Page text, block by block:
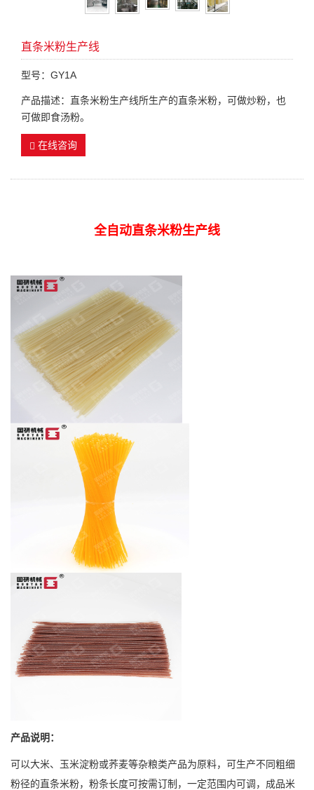
直条米粉生产线
型号：GY1A
产品描述：直条米粉生产线所生产的直条米粉，可做炒粉，也
可做即食汤粉。
在线咨询
全自动直条米粉生产线
产品说明：
可以大米、玉米淀粉或荞麦等杂粮类产品为原料，可生产不同粗细
粉径的直条米粉，粉条长度可按需订制，一定范围内可调，成品米